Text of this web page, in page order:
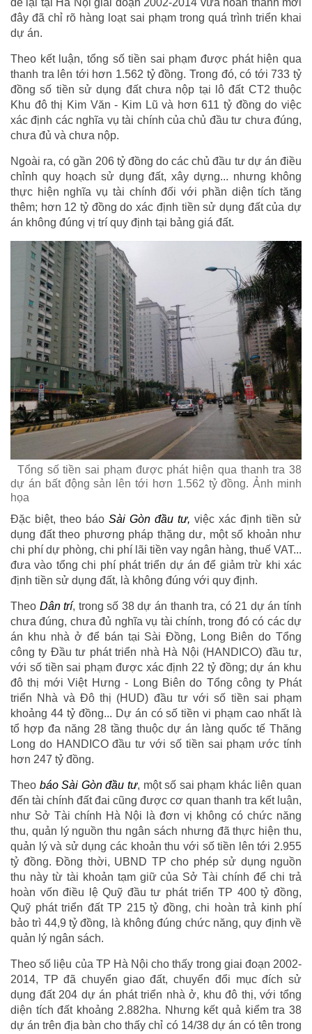
để lại tại Hà Nội giai đoạn 2002-2014 vừa hoàn thành mới
đây đã chỉ rõ hàng loạt sai phạm trong quá trình triển khai
dự án.
Theo kết luận, tổng số tiền sai phạm được phát hiện qua
thanh tra lên tới hơn 1.562 tỷ đồng. Trong đó, có tới 733 tỷ
đồng số tiền sử dụng đất chưa nộp tại lô đất CT2 thuộc
Khu đô thị Kim Văn - Kim Lũ và hơn 611 tỷ đồng do việc
xác định các nghĩa vụ tài chính của chủ đầu tư chưa đúng,
chưa đủ và chưa nộp.
Ngoài ra, có gần 206 tỷ đồng do các chủ đầu tư dự án điều
chỉnh quy hoạch sử dụng đất, xây dựng... nhưng không
thực hiện nghĩa vụ tài chính đối với phần diện tích tăng
thêm; hơn 12 tỷ đồng do xác định tiền sử dụng đất của dự
án không đúng vị trí quy định tại bảng giá đất.
Tổng số tiền sai phạm được phát hiện qua thanh tra 38
dự án bất động sản lên tới hơn 1.562 tỷ đồng. Ảnh minh
họa
Đặc biệt, theo báo Sài Gòn đầu tư, việc xác định tiền sử
dụng đất theo phương pháp thặng dư, một số khoản như
chi phí dự phòng, chi phí lãi tiền vay ngân hàng, thuế VAT...
đưa vào tổng chi phí phát triển dự án để giảm trừ khi xác
định tiền sử dụng đất, là không đúng với quy định.
Theo Dân trí, trong số 38 dự án thanh tra, có 21 dự án tính
chưa đúng, chưa đủ nghĩa vụ tài chính, trong đó có các dự
án khu nhà ở để bán tại Sài Đồng, Long Biên do Tổng
công ty Đầu tư phát triển nhà Hà Nội (HANDICO) đầu tư,
với số tiền sai phạm được xác định 22 tỷ đồng; dự án khu
đô thị mới Việt Hưng - Long Biên do Tổng công ty Phát
triển Nhà và Đô thị (HUD) đầu tư với số tiền sai phạm
khoảng 44 tỷ đồng... Dự án có số tiền vi phạm cao nhất là
tổ hợp đa năng 28 tầng thuộc dự án làng quốc tế Thăng
Long do HANDICO đầu tư với số tiền sai phạm ước tính
hơn 247 tỷ đồng.
Theo báo Sài Gòn đầu tư, một số sai phạm khác liên quan
đến tài chính đất đai cũng được cơ quan thanh tra kết luận,
như Sở Tài chính Hà Nội là đơn vị không có chức năng
thu, quản lý nguồn thu ngân sách nhưng đã thực hiện thu,
quản lý và sử dụng các khoản thu với số tiền lên tới 2.955
tỷ đồng. Đồng thời, UBND TP cho phép sử dụng nguồn
thu này từ tài khoản tạm giữ của Sở Tài chính để chi trả
hoàn vốn điều lệ Quỹ đầu tư phát triển TP 400 tỷ đồng,
Quỹ phát triển đất TP 215 tỷ đồng, chi hoàn trả kinh phí
bảo trì 44,9 tỷ đồng, là không đúng chức năng, quy định về
quản lý ngân sách.
Theo số liệu của TP Hà Nội cho thấy trong giai đoạn 2002-
2014, TP đã chuyển giao đất, chuyển đổi mục đích sử
dụng đất 204 dự án phát triển nhà ở, khu đô thị, với tổng
diện tích đất khoảng 2.882ha. Nhưng kết quả kiểm tra 38
dự án trên địa bàn cho thấy chỉ có 14/38 dự án có tên trong